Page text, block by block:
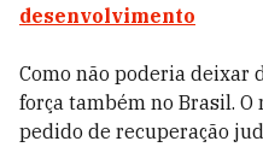
desenvolvimento
Como não poderia deixar
força também no Brasil.
pedido de recuperação